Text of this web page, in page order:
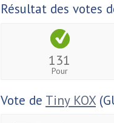
Résultat des votes
131
Pour
Vote de Tiny KOX